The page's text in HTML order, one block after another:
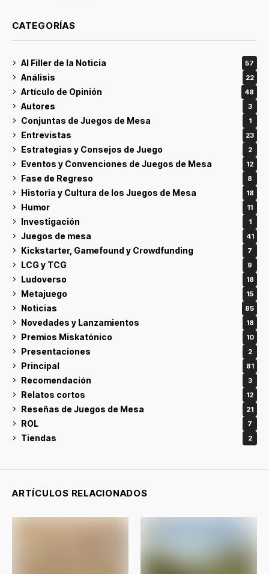
CATEGORÍAS
Al Filler de la Noticia 57
Análisis 22
Artículo de Opinión 48
Autores 3
Conjuntas de Juegos de Mesa 1
Entrevistas 23
Estrategias y Consejos de Juego 2
Eventos y Convenciones de Juegos de Mesa 12
Fase de Regreso 8
Historia y Cultura de los Juegos de Mesa 18
Humor 11
Investigación 1
Juegos de mesa 41
Kickstarter, Gamefound y Crowdfunding 7
LCG y TCG 9
Ludoverso 18
Metajuego 15
Noticias 85
Novedades y Lanzamientos 18
Premios Miskatónico 10
Presentaciones 2
Principal 81
Recomendación 3
Relatos cortos 12
Reseñas de Juegos de Mesa 21
ROL 7
Tiendas 2
ARTÍCULOS RELACIONADOS